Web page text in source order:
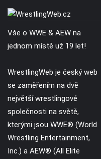
Vše o WWE & AEW na
jednom místě už 19 let!
WrestlingWeb je český web
se zaměřením na dvě
největší wrestlingové
společnosti na světě,
kterými jsou WWE® (World
Wrestling Entertainment,
Inc.) a AEW® (All Elite